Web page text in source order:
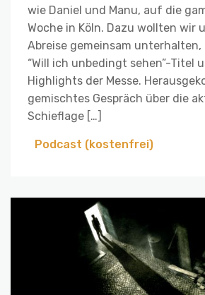
wie Daniel und Manu, auf die
Woche in Köln. Dazu wollten wir
Abreise gemeinsam unterhalten,
“Will ich unbedingt sehen”-Titel
Highlights der Messe.
gemischtes Gespräch über die
Schieflage […]
Podcast (kostenfrei)